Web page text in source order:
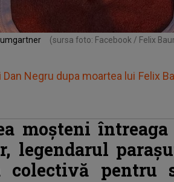
(sursa foto: Facebook / Felix
Negru dupa moartea lui Felix
moșteni
legendarul
colectivă pentru